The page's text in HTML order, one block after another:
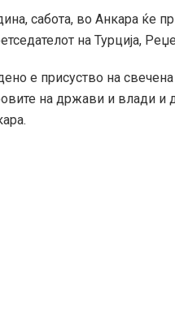
сабота, во Анкара ќе
на Турција,
е присуство на
на држави и влади и